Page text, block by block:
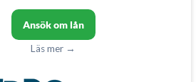
Ansök om lån
Läs mer →